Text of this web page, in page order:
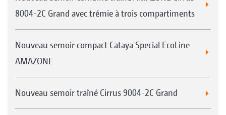
8004-2C Grand avec trémie à trois compartiments
Nouveau semoir compact Cataya Special EcoLine
AMAZONE
Nouveau semoir traîné Cirrus 9004-2C Grand